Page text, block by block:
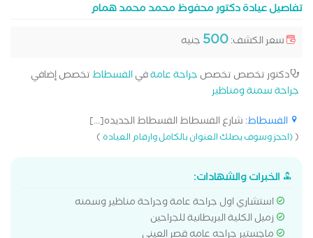
تفاصيل عيادة دكتور محفوظ محمد محمد همام
سعر الكشف:500 جنيه
دكتور تخصص تخصص جراحة عامةفيالفسطاطتخصص إضافي
جراحة سمنة ومناظير
الفسطاط: شارع الفسطاط الفسطاط الجديده[...]
((احجز وسوف يصلك العنوان بالكامل وارقام العيادة)
الخبرات والشهادات:
استشاري اول جراحة عامة وجراحة مناظير وسمنه
زميل الكلية البريطانية للجراحين